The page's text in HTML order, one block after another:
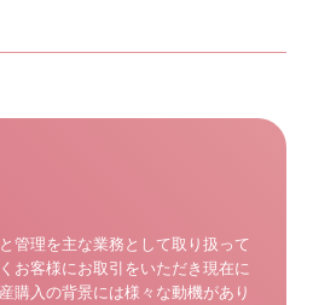
管理を主な業務として取り扱って
お客様にお取引をいただき現在に
購入の背景には様々な動機があり